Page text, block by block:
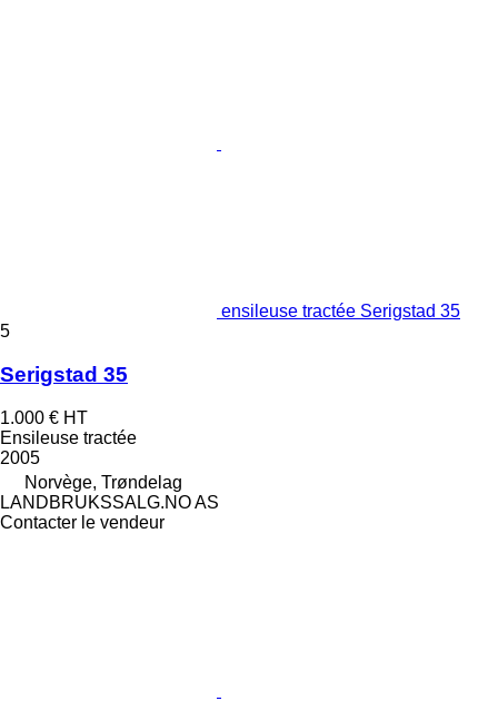
ensileuse tractée Serigstad 35
5
Serigstad 35
1.000 € HT
Ensileuse tractée
2005
Norvège, Trøndelag
LANDBRUKSSALG.NO AS
Contacter le vendeur